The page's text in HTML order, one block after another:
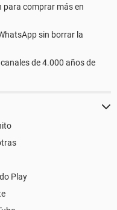
para comprar más en
sin borrar la
de 4.000 años de
Play